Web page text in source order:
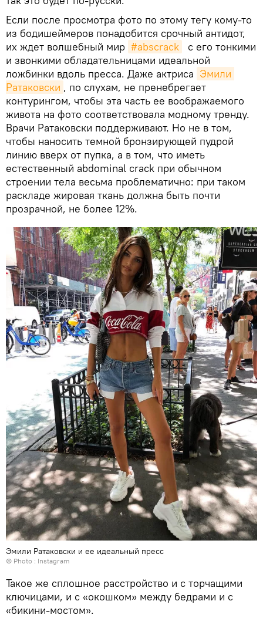
Если после просмотра фото по этому тегу кому-то
из бодишеймеров понадобится срочный антидот,
их ждет волшебный мир #abscrack
с его тонкими
и звонкими обладательницами идеальной
ложбинки вдоль пресса. Даже актриса Эмили
Ратаковски , по слухам, не пренебрегает
контурингом, чтобы эта часть ее воображаемого
живота на фото соответствовала модному тренду.
Врачи Ратаковски поддерживают. Но не в том,
чтобы наносить темной бронзирующей пудрой
линию вверх от пупка, а в том, что иметь
естественный abdominal crack при обычном
строении тела весьма проблематично: при таком
раскладе жировая ткань должна быть почти
прозрачной, не более 12%.
Эмили Ратаковски и ее идеальный пресс
© Photo : Instagram
Такое же сплошное расстройство и с торчащими
ключицами, и с «окошком» между бедрами и с
«бикини-мостом».